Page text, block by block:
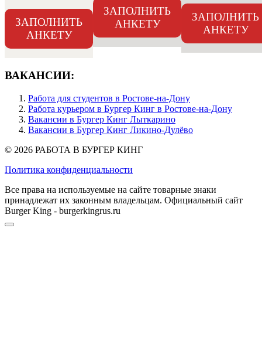
ЗАПОЛНИТЬ
АНКЕТУ
ЗАПОЛНИТЬ
АНКЕТУ
ЗАПОЛНИТЬ
АНКЕТУ
ВАКАНСИИ:
Работа для студентов в Ростове-на-Дону
Работа курьером в Бургер Кинг в Ростове-на-Дону
Вакансии в Бургер Кинг Лыткарино
Вакансии в Бургер Кинг Ликино-Дулёво
© 2026 РАБОТА В БУРГЕР КИНГ
Политика конфиденциальности
Все права на используемые на сайте товарные знаки
принадлежат их законным владельцам. Официальный сайт
Burger King - burgerkingrus.ru